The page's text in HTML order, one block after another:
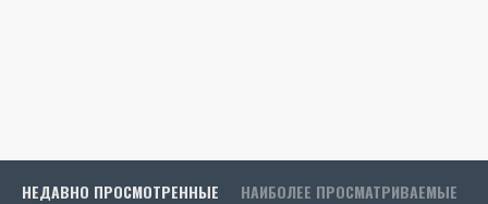
НЕДАВНО ПРОСМОТРЕННЫЕ НАИБОЛЕЕ ПРОСМАТРИВАЕМЫЕ